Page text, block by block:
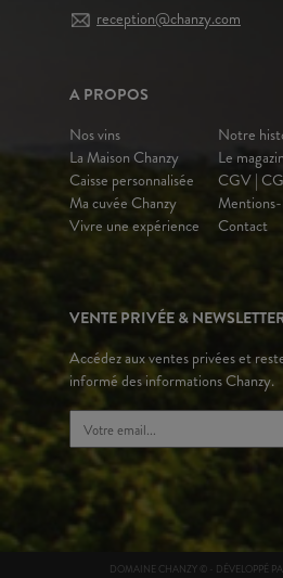
reception@chanzy.com
A PROPOS
Nos vins
La Maison Chanzy
Caisse personnalisée
Ma cuvée Chanzy
Vivre une expérience
Notre
Le
CGV |
Contact
VENTE PRIVÉE &
Accédez aux ventes privées et
informé des informations Chanzy.
DOMAINE CHANZY © - DÉVELOPPÉ